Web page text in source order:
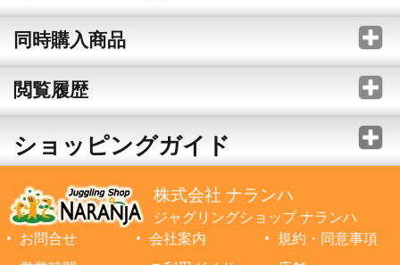
同時購入商品
閲覧履歴
ショッピングガイド
株式会社 ナランハ
ジャグリングショップ ナランハ
お問合せ
会社案内
規約・同意事項